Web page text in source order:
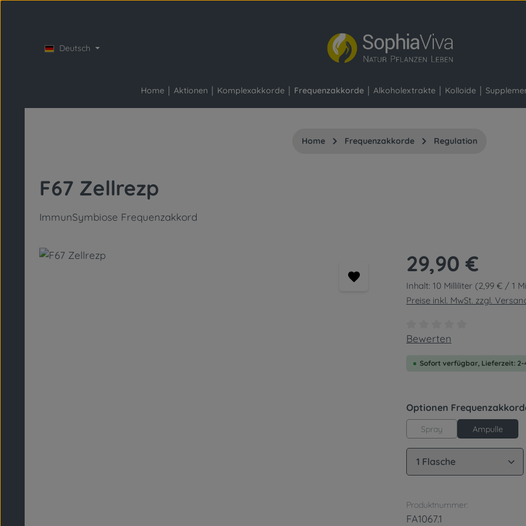
Deutsch
Home Aktionen Komplexakkorde Frequenzakkorde Alkoholextrakte Kolloide
Home Frequenzakkorde Regulation
F67 Zellrezp
ImmunSymbiose Frequenzakkord
Bildergalerie überspringen Regulärer Preis:
29,90 €
Inhalt: 10 Milliliter (2,99 € / 1
Preise inkl. MwSt. zzgl.
Durchschnittliche
Bewerten
Sofort verfügbar, Lieferzeit: 2-
Optionen
Spray Ampulle
Produkt Anzahl:
Produktnummer:
FA1067.1